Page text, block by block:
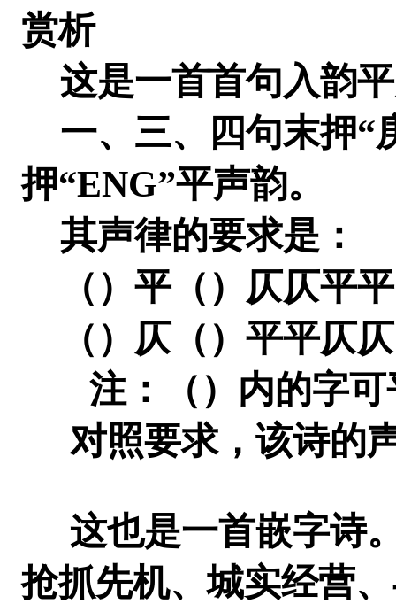
赏析
这是一首首句入韵
一、三、四句末押“
押“ENG”平声韵。
其声律的要求是：
（）平（）仄仄平
（）仄（）平平仄
注：（）内的字可
对照要求，该诗的
这也是一首嵌字诗
抢抓先机、城实经营